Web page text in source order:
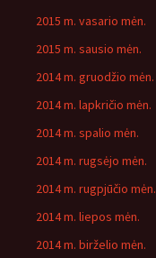
2015 m. vasario mėn.
2015 m. sausio mėn.
2014 m. gruodžio mėn.
2014 m. lapkričio mėn.
2014 m. spalio mėn.
2014 m. rugsėjo mėn.
2014 m. rugpjūčio mėn.
2014 m. liepos mėn.
2014 m. birželio mėn.